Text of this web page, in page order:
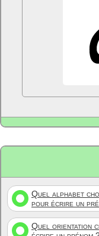
Quel alphabet
pour écrire un
Quel orientation